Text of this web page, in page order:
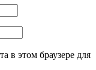
в этом браузере для